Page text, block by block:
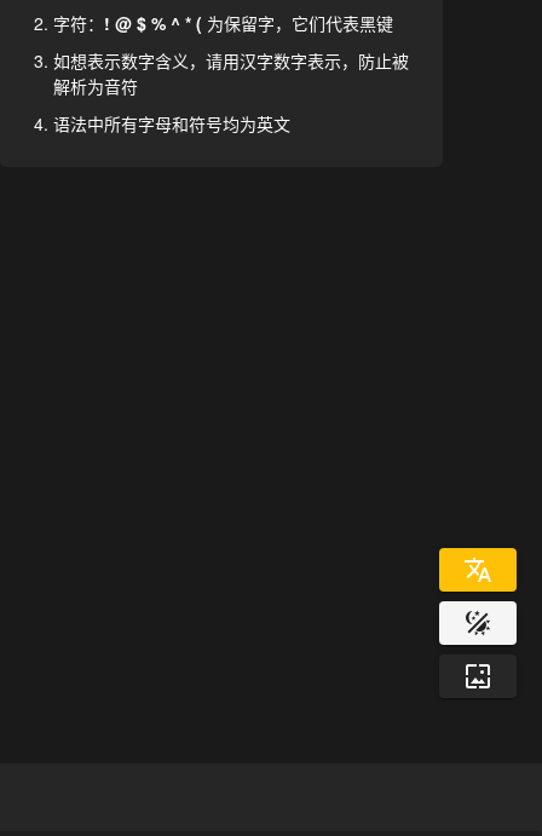
字符： ! @ $ % ^ * ( 为保留字，它们代表黑键
如想表示数字含义，请用汉字数字表示，防止被
解析为音符
语法中所有字母和符号均为英文